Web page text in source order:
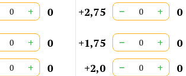
+ 0
+2,75
− + 0
+
0
+
0
+1,75 − +
0
+2,0
− +
0